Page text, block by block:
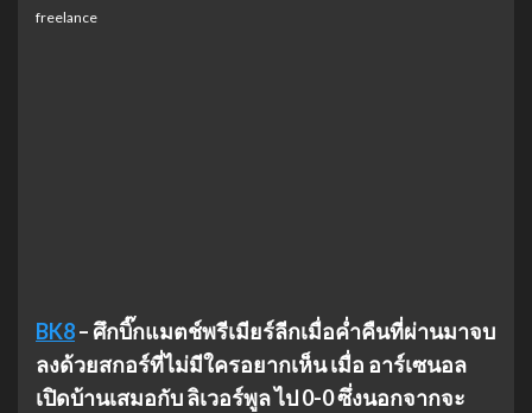
freelance
BK8– ศึกบิ๊กแมตช์พรีเมียร์ลีกเมื่อค่ำคืนที่ผ่านมาจบ
ลงด้วยสกอร์ที่ไม่มีใครอยากเห็น เมื่อ อาร์เซนอล
เปิดบ้านเสมอกับ ลิเวอร์พูล ไป 0-0 ซึ่งนอกจากจะ